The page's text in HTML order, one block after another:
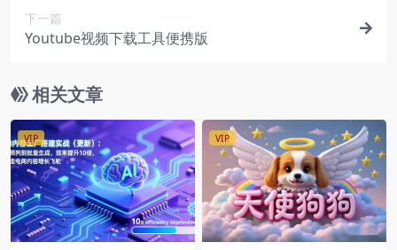
下一篇
Youtube视频下载工具便携版
相关文章
VIP VIP